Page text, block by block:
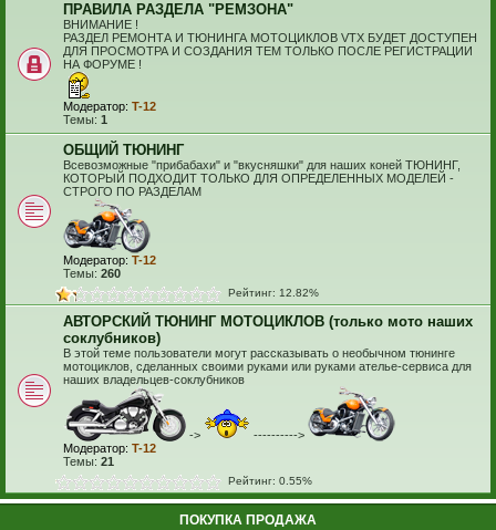
ПРАВИЛА РАЗДЕЛА "РЕМЗОНА"
ВНИМАНИЕ !
РАЗДЕЛ РЕМОНТА И ТЮНИНГА МОТОЦИКЛОВ VTX БУДЕТ ДОСТУПЕН
ДЛЯ ПРОСМОТРА И СОЗДАНИЯ ТЕМ ТОЛЬКО ПОСЛЕ РЕГИСТРАЦИИ
НА ФОРУМЕ !
Модератор: T-12
Темы: 1
ОБЩИЙ ТЮНИНГ
Всевозможные "прибабахи" и "вкусняшки" для наших коней ТЮНИНГ,
КОТОРЫЙ ПОДХОДИТ ТОЛЬКО ДЛЯ ОПРЕДЕЛЕННЫХ МОДЕЛЕЙ -
СТРОГО ПО РАЗДЕЛАМ
Модератор: T-12
Темы: 260
Рейтинг: 12.82%
АВТОРСКИЙ ТЮНИНГ МОТОЦИКЛОВ (только мото наших
соклубников)
В этой теме пользователи могут рассказывать о необычном тюнинге
мотоциклов, сделанных своими руками или руками ателье-сервиса для
наших владельцев-соклубников
->
---------->
Модератор: T-12
Темы: 21
Рейтинг: 0.55%
ПОКУПКА ПРОДАЖА